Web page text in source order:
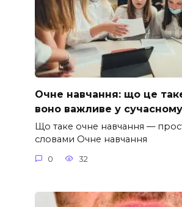
Очне навчання: що це
воно важливе у сучасному
Що таке очне навчання —
словами Очне навчання
0 32